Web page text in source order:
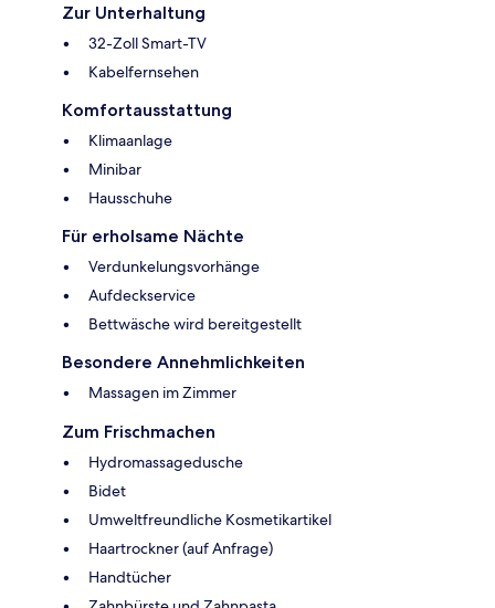
Zur Unterhaltung
32-Zoll Smart-TV
Kabelfernsehen
Komfortausstattung
Klimaanlage
Minibar
Hausschuhe
Für erholsame Nächte
Verdunkelungsvorhänge
Aufdeckservice
Bettwäsche wird bereitgestellt
Besondere Annehmlichkeiten
Massagen im Zimmer
Zum Frischmachen
Hydromassagedusche
Bidet
Umweltfreundliche Kosmetikartikel
Haartrockner (auf Anfrage)
Handtücher